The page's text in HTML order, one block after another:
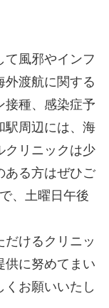
て風邪やインフ
外渡航に関する
接種、感染症予
駅周辺には、海
クリニックは少
ある方はぜひご
、土曜日午後
けるクリニッ
供に努めてまい
くお願いいたし